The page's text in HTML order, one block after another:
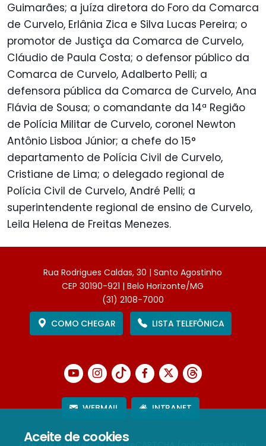
Aceite de cookies
Guimarães; a juíza diretora do Foro da Comarca
de Curvelo, Erlânia Zica e Silva Lucas Pereira; o
promotor de Justiça da Comarca de Curvelo,
Cláudio de Paula Costa; o defensor público da
Comarca de Curvelo, Adalberto Pelli; a
defensora pública da Comarca de Curvelo, Ana
Flávia de Sousa; o comandante da 14ª Região
de Polícia Militar de Curvelo, coronel Newton
Antônio Lisboa Júnior; a chefe do 15°
departamento de Polícia Civil de Curvelo,
Cristiane de Lima; o delegado regional de
Polícia Civil de Curvelo, André Pelli; a
superintendente regional de ensino de Curvelo,
Leila Helena de Freitas Menezes.
Rua Rodrigues Caldas, 30 | Santo Agostinho
CEP 30190-921 | Belo Horizonte/MG
(31) 2108-7000
COMO CHEGAR
LISTA TELEFÔNICA
WEBMAIL INTRANET